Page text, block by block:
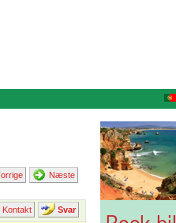
Næste
Kontakt Svar